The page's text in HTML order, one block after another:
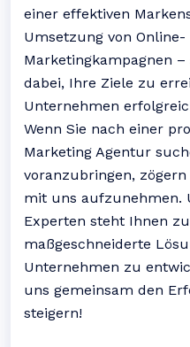
einer effektiven
Umsetzung von
Marketingkampagnen
dabei, Ihre Ziele zu
Unternehmen
Wenn Sie nach einer
Marketing Agentur
voranzubringen,
mit uns aufzunehmen.
Experten steht Ihnen
maßgeschneiderte
Unternehmen zu
uns gemeinsam den
steigern!